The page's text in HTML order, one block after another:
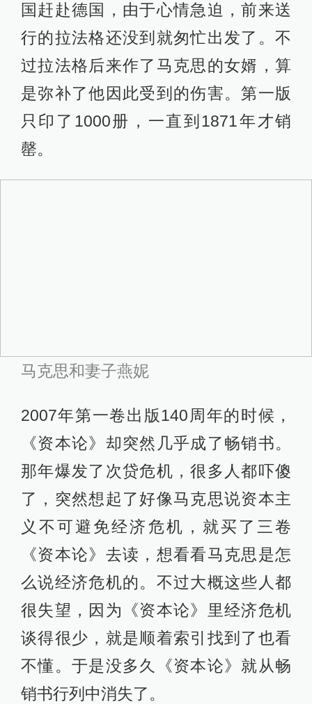
国赶赴德国，由于心情急迫，前来送
行的拉法格还没到就匆忙出发了。不
过拉法格后来作了马克思的女婿，算
是弥补了他因此受到的伤害。第一版
只印了1000册，一直到1871年才销
罄。
马克思和妻子燕妮
2007年第一卷出版140周年的时候，
《资本论》却突然几乎成了畅销书。
那年爆发了次贷危机，很多人都吓傻
了，突然想起了好像马克思说资本主
义不可避免经济危机，就买了三卷
《资本论》去读，想看看马克思是怎
么说经济危机的。不过大概这些人都
很失望，因为《资本论》里经济危机
谈得很少，就是顺着索引找到了也看
不懂。于是没多久《资本论》就从畅
销书行列中消失了。